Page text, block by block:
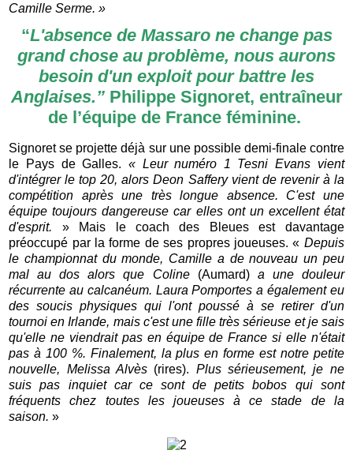
Camille Serme. »
“L'absence de Massaro ne change pas
grand chose au problème, nous aurons
besoin d'un exploit pour battre les
Anglaises.” Philippe Signoret, entraîneur
de l’équipe de France féminine.
Signoret se projette déjà sur une possible demi-finale contre
le Pays de Galles. « Leur numéro 1 Tesni Evans vient
d'intégrer le top 20, alors Deon Saffery vient de revenir à la
compétition après une très longue absence. C'est une
équipe toujours dangereuse car elles ont un excellent état
d'esprit. » Mais le coach des Bleues est davantage
préoccupé par la forme de ses propres joueuses. « Depuis
le championnat du monde, Camille a de nouveau un peu
mal au dos alors que Coline (Aumard) a une douleur
récurrente au calcanéum. Laura Pomportes a également eu
des soucis physiques qui l'ont poussé à se retirer d'un
tournoi en Irlande, mais c'est une fille très sérieuse et je sais
qu'elle ne viendrait pas en équipe de France si elle n'était
pas à 100 %. Finalement, la plus en forme est notre petite
nouvelle, Melissa Alvès(rires). Plus sérieusement, je ne
suis pas inquiet car ce sont de petits bobos qui sont
fréquents chez toutes les joueuses à ce stade de la
saison.»